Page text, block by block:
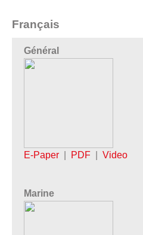
Français
Général
E-Paper PDF Video
Marine